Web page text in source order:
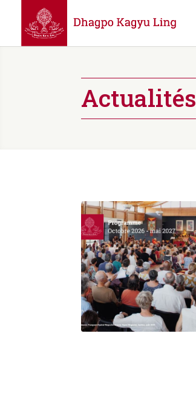
Actualités